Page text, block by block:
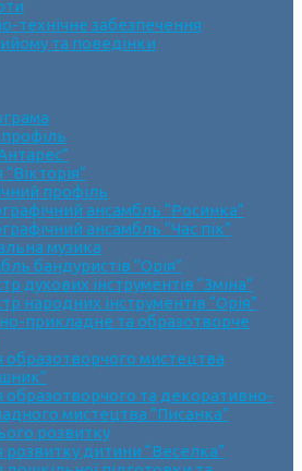
технічне забезпечення
та поведінки
“Вікторія”
профіль
ансамбль “Росинка”
ансамбль “Час пік”
музика
бандуристів “Орія”
духових інструментів “Зміна”
народних інструментів “Орія”
прикладне та образотворче
образотворчого мистецтва
образотворчого та декоративно-
мистецтва “Писанка”
розвитку
розвитку дитини “Веселка”